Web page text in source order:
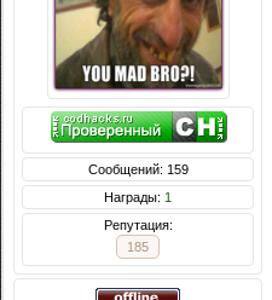
Сообщений: 159
Награды: 1
Репутация:
185